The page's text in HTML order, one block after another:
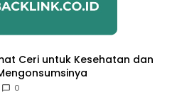
Ceri untuk Kesehatan dan
0